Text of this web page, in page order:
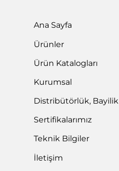
Ana Sayfa
Ürünler
Ürün Katalogları
Kurumsal
Distribütörlük, Bayilik
Sertifikalarımız
Teknik Bilgiler
İletişim